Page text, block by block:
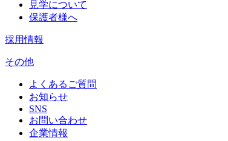
見学について
保護者様へ
採用情報
その他
よくあるご質問
お知らせ
SNS
お問い合わせ
企業情報